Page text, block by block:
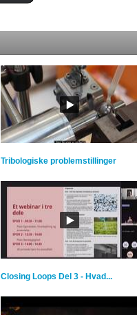
Tribologiske problemstillinger
Closing Loops Del 3 - Hvad...